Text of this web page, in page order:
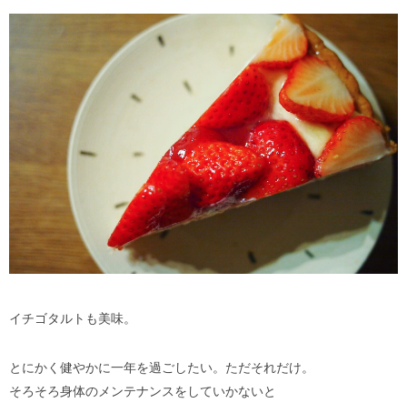
イチゴタルトも美味。
とにかく健やかに一年を過ごしたい。ただそれだけ。
そろそろ身体のメンテナンスをしていかないと